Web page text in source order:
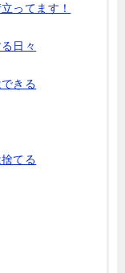
ってます！
日々
きる
てる